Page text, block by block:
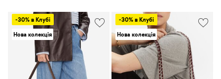
-30% в Клубі
Нова колекція
-30% в Клубі
Нова колекція